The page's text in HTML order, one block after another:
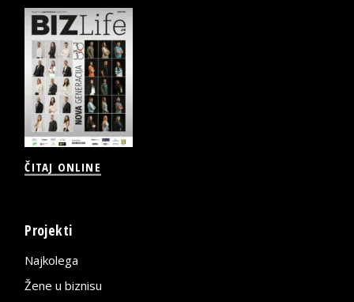
ČITAJ ONLINE
Projekti
Najkolega
Žene u biznisu